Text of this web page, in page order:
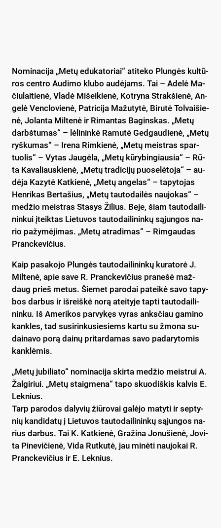
No­mi­na­ci­ja „Me­tų edu­ka­to­riai“ ati­te­ko Plun­gės kul­tū­
ros cent­ro Au­di­mo klu­bo au­dė­jams. Tai – Ade­lė Ma­
čiu­lai­tie­nė, Vla­dė Mi­šei­kie­nė, Kot­ry­na Strak­šie­nė, An­
ge­lė Venc­lo­vie­nė, Pat­ri­ci­ja Ma­žu­ty­tė, Bi­ru­tė Tol­vai­šie­
nė, Jo­lan­ta Mil­te­nė ir Ri­man­tas Ba­gins­kas. „Me­tų
darbš­tu­mas“ – lė­li­nin­kė Ra­mu­tė Ged­gau­die­nė, „Me­tų
ryš­ku­mas“ – Ire­na Rim­kie­nė, „Me­tų meist­ras spar­
tuo­lis“ – Vy­tas Jau­gė­la, „Me­tų kū­ry­bin­giau­sia“ – Rū­
ta Ka­va­liaus­kie­nė, „Me­tų tra­di­ci­jų puo­se­lė­to­ja“ – au­
dė­ja Ka­zy­tė Kat­kie­nė, „Me­tų an­ge­las“ – ta­py­to­jas
Hen­ri­kas Ber­ta­šius, „Me­tų tau­to­dai­lės nau­jo­kas“ –
me­džio meist­ras Sta­sys Ži­lius. Be­je, šiam tau­to­dai­li­
nin­kui įteik­tas Lie­tu­vos tau­to­dai­li­nin­kų są­jun­gos na­
rio pa­žy­mė­ji­mas. „Me­tų at­ra­di­mas“ – Rim­gau­das
Pranc­ke­vi­čius.
Kaip pa­sa­ko­jo Plun­gės tau­to­dai­li­nin­kų ku­ra­to­rė J.
Mil­te­nė, apie sa­ve R. Pranc­ke­vi­čius pra­ne­šė maž­
daug prieš me­tus. Šie­met pa­ro­dai pa­tei­kė sa­vo ta­py­
bos dar­bus ir iš­reiš­kė no­rą atei­ty­je tap­ti tau­to­dai­li­
nin­ku. Iš Ame­ri­kos par­vy­kęs vy­ras anks­čiau ga­mi­no
kank­les, tad su­si­rin­ku­sie­siems kar­tu su žmo­na su­
dai­na­vo po­rą dai­nų pri­tar­da­mas sa­vo pa­da­ry­to­mis
kank­lė­mis.
„Me­tų ju­bi­lia­to“ no­mi­na­ci­ja skir­ta me­džio meist­rui A.
Žal­gi­riui. „Me­tų staig­me­na“ ta­po skuo­diš­kis kal­vis E.
Lek­nius.
Tarp pa­ro­dos da­ly­vių žiū­ro­vai ga­lė­jo ma­ty­ti ir sep­ty­
nių kan­di­da­tų į Lie­tu­vos tau­to­dai­li­nin­kų są­jun­gos na­
rius dar­bus. Tai K. Kat­kie­nė, Gra­ži­na Jo­nu­šie­nė, Jo­vi­
ta Pi­ne­vi­čie­nė, Vi­da Rut­ku­tė, jau mi­nė­ti nau­jo­kai R.
Pranc­ke­vi­čius ir E. Lek­nius.